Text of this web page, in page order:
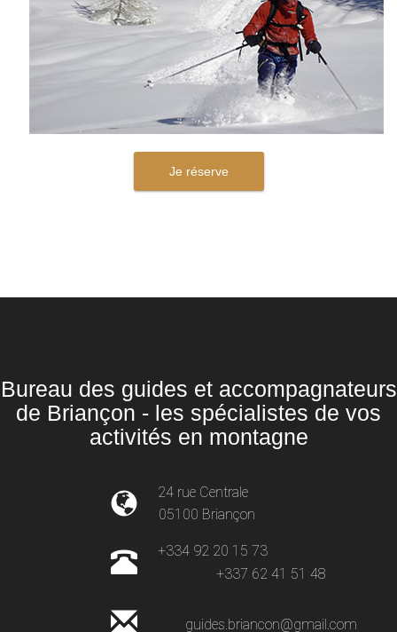
Je réserve
Bureau des guides et accompagnateurs
de Briançon - les spécialistes de vos
activités en montagne
24 rue Centrale
05100 Briançon
+334 92 20 15 73
+337 62 41 51 48
guides.briancon@gmail.com